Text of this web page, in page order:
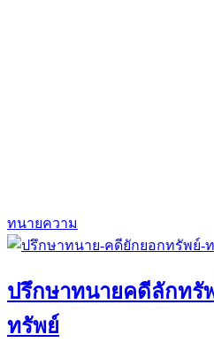
ทนายความ
ปรึกษาทนายคดีลักทรั
ทรัพย์